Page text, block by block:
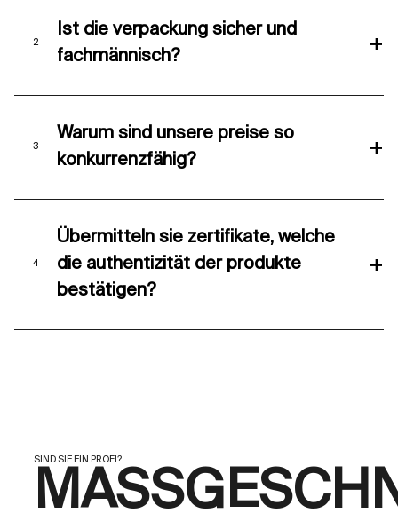
Ist die verpackung sicher und
fachmännisch?
+
Warum sind unsere preise so
konkurrenzfähig?
+
Übermitteln sie zertifikate, welche
die authentizität der produkte
bestätigen?
+
SIND SIE EIN PROFI?